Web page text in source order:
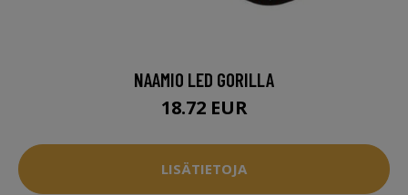
NAAMIO LED GORILLA
18.72 EUR
LISÄTIETOJA